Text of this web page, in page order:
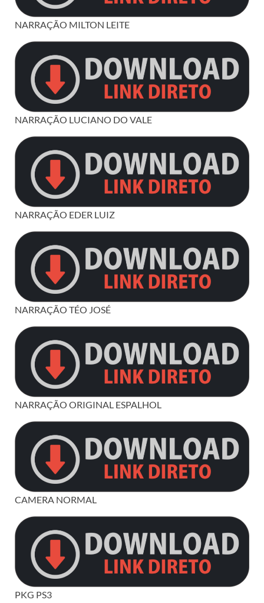
NARRAÇÃO MILTON LEITE
NARRAÇÃO LUCIANO DO VALE
NARRAÇÃO EDER LUIZ
NARRAÇÃO TÉO JOSÉ
NARRAÇÃO ORIGINAL ESPALHOL
CAMERA NORMAL
PKG PS3